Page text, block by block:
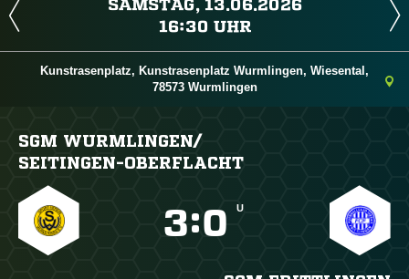
 
 
Kunstrasenplatz, Kunstrasenplatz Wurmlingen, Wiesental,
78573 Wurmlingen
SGM WURMLINGEN/​
SEITINGEN-OBERFLACHT
: U